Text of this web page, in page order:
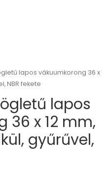
lapos vákuumkorong 36 x
NBR fekete
lapos
36 x 12 mm,
gyűrűvel,